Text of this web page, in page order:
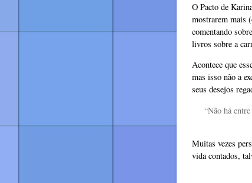
O Pacto de
mostrarem mais
comentando
livros sobre a
Acontece que
mas isso não a
seus desejos
“Não há
Muitas vezes
vida contados,